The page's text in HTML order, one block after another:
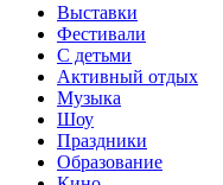
Выставки
Фестивали
С детьми
Активный отдых
Музыка
Шоу
Праздники
Образование